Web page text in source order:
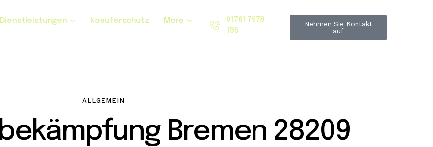
Dienstleistungen kaeuferschutz More
01761 7978
795
Nehmen Sie Kontakt
auf
ALLGEMEIN
Bremen 28209